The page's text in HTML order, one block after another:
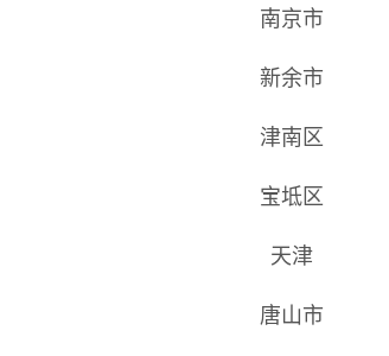
南京市
新余市
津南区
宝坻区
天津
唐山市